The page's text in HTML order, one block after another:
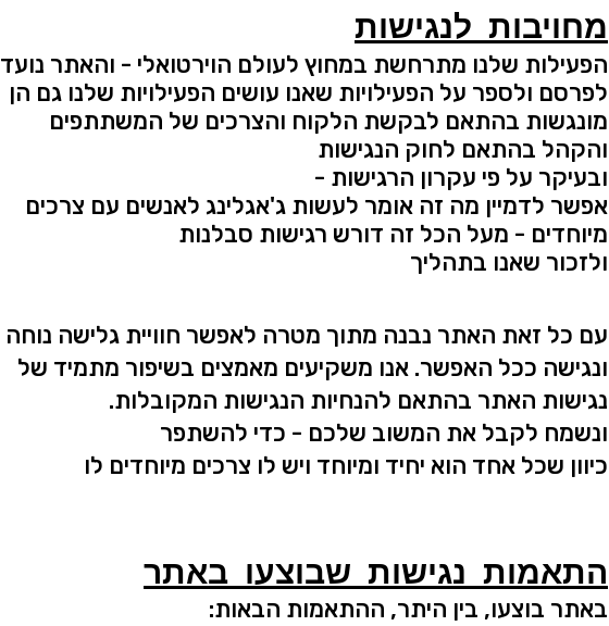
מחויבות לנגישות
הפעילות שלנו מתרחשת במחוץ לעולם הוירטואלי - והאתר נועד
לפרסם ולספר על הפעילויות שאנו עושים הפעילויות שלנו גם הן
מונגשות בהתאם לבקשת הלקוח והצרכים של המשתתפים
והקהל בהתאם לחוק הנגישות
ובעיקר על פי עקרון הרגישות -
אפשר לדמיין מה זה אומר לעשות ג'אגלינג לאנשים עם צרכים
מיוחדים - מעל הכל זה דורש רגישות סבלנות
ולזכור שאנו בתהליך
עם כל זאת האתר נבנה מתוך מטרה לאפשר חוויית גלישה נוחה
ונגישה ככל האפשר. אנו משקיעים מאמצים בשיפור מתמיד של
נגישות האתר בהתאם להנחיות הנגישות המקובלות.
ונשמח לקבל את המשוב שלכם - כדי להשתפר
כיוון שכל אחד הוא יחיד ומיוחד ויש לו צרכים מיוחדים לו
התאמות נגישות שבוצעו באתר
באתר בוצעו, בין היתר, ההתאמות הבאות: